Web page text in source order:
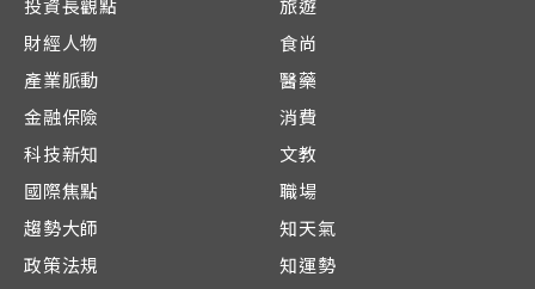
投資長觀點
財經人物
產業脈動
金融保險
科技新知
國際焦點
趨勢大師
政策法規
旅遊
食尚
醫藥
消費
文教
職場
知天氣
知運勢